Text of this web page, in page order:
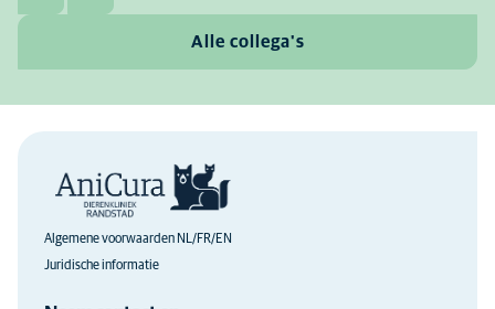
Alle collega's
Algemene voorwaarden NL/FR/EN
Juridische informatie